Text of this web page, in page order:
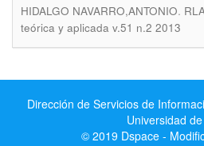
HIDALGO NAVARRO,ANTONIO.
teórica y aplicada v.51 n.2 2013
Dirección de Servicios de
Universidad
© 2019 Dspace -